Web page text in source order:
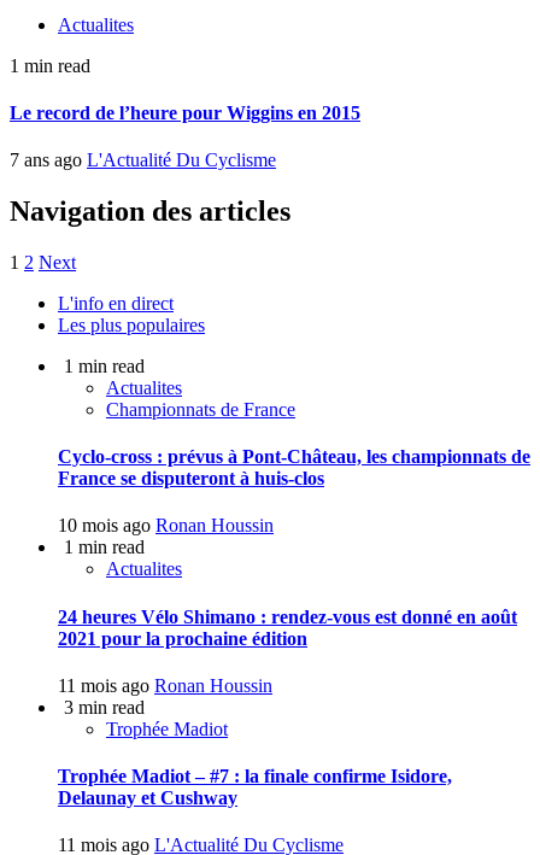
Actualites
1 min read
Le record de l’heure pour Wiggins en 2015
7 ans ago L'Actualité Du Cyclisme
Navigation des articles
1 2 Next
L'info en direct
Les plus populaires
1 min read
Actualites
Championnats de France
Cyclo-cross : prévus à Pont-Château, les championnats de
France se disputeront à huis-clos
10 mois ago Ronan Houssin
1 min read
Actualites
24 heures Vélo Shimano : rendez-vous est donné en août
2021 pour la prochaine édition
11 mois ago Ronan Houssin
3 min read
Trophée Madiot
Trophée Madiot – #7 : la finale confirme Isidore,
Delaunay et Cushway
11 mois ago L'Actualité Du Cyclisme